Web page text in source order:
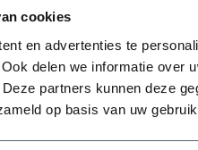
cookies
en advertenties te
delen we informatie over
partners kunnen deze
op basis van uw
Lifestyle brengt direct
elke ruimte. Dankzij de
silhouet dat mooi
De kleur klei geeft
extra goed tot zijn
de bak voldoende
Praktische